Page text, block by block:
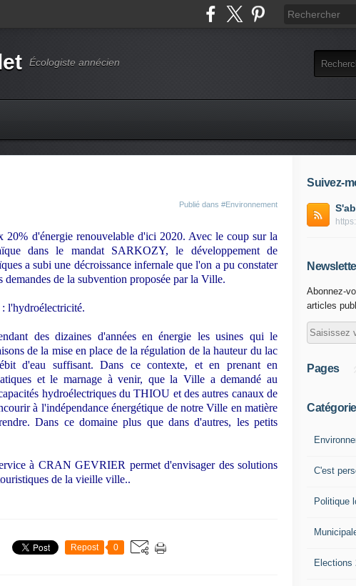
Écologiste annécien
Publié dans #Environnement
d'énergie renouvelable d'ici 2020. Avec le coup sur la
dans le mandat SARKOZY, le développement de
a subi une décroissance infernale que l'on a pu constater
de la subvention proposée par la Ville.
l'hydroélectricité.
des dizaines d'années en énergie les usines qui le
de la mise en place de la régulation de la hauteur du lac
d'eau suffisant. Dans ce contexte, et en prenant en
et le marnage à venir, que la Ville a demandé au
hydroélectriques du THIOU et des autres canaux de
à l'indépendance énergétique de notre Ville en matière
Dans ce domaine plus que dans d'autres, les petits
à CRAN GEVRIER permet d'envisager des solutions
de la vieille ville..
Repost 0
Suivez-
Abonnez-
articles
Pages
C'est
Politique
Elections